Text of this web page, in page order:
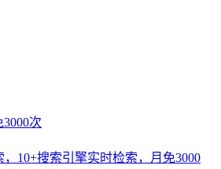
次
，10+搜索引擎实时检索，月免3000